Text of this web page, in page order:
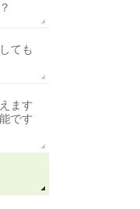
ても
ます
です